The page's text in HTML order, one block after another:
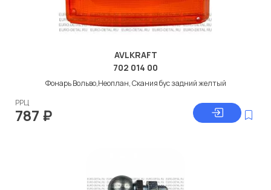
AVLKRAFT
702 014 00
Фонарь Вольво,Неоплан, Скания бус задний желтый
РРЦ
787 ₽